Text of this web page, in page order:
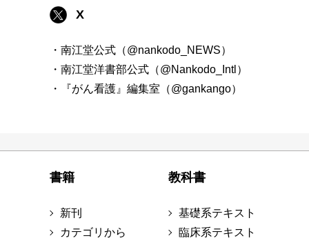
X
・南江堂公式（@nankodo_NEWS）
・南江堂洋書部公式（@Nankodo_Intl）
・『がん看護』編集室（@gankango）
書籍
新刊
カテゴリから
教科書
基礎系テキスト
臨床系テキスト